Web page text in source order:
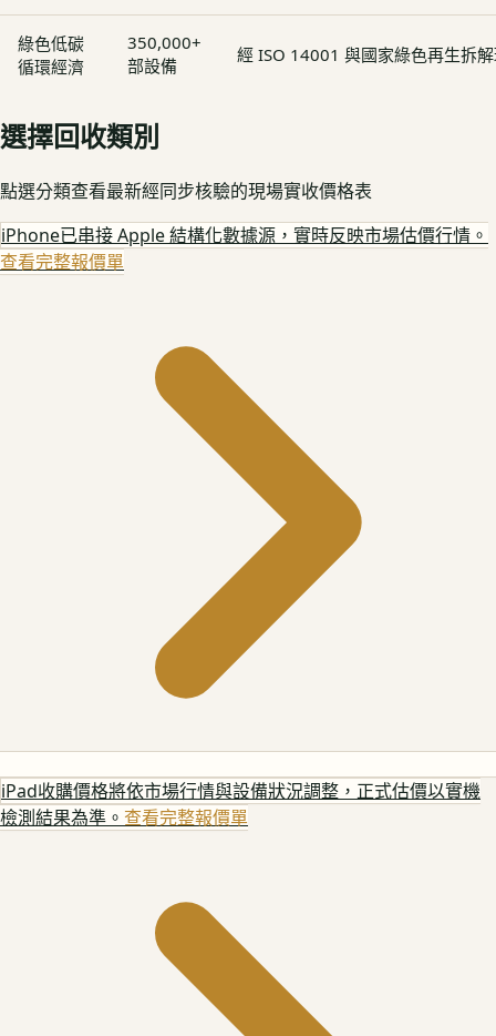
綠色低碳
循環經濟
350,000+
部設備
經 ISO 14001 與國家綠色再生拆
選擇回收類別
點選分類查看最新經同步核驗的現場實收價格表
iPhone已串接 Apple 結構化數據源，實時反映市場估價行情。
查看完整報價單
iPad收購價格將依市場行情與設備狀況調整，正式估價以實機
檢測結果為準。 查看完整報價單